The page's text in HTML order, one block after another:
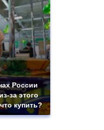
России
за этого
купить?